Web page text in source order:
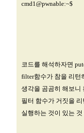
cmd1@pwnable:~$
코드를 해석하자면
filter함수가 참을 리턴
생각을 곰곰히 해보니
필터 함수가 거짓을
실행하는 것이 있는 것